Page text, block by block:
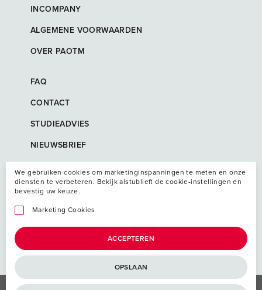
INCOMPANY
ALGEMENE VOORWAARDEN
OVER PAOTM
FAQ
CONTACT
STUDIEADVIES
NIEUWSBRIEF
We gebruiken cookies om marketinginspanningen te meten en onze
diensten te verbeteren. Bekijk alstublieft de cookie-instellingen en
bevestig uw keuze.
Marketing Cookies
ACCEPTEREN
OPSLAAN